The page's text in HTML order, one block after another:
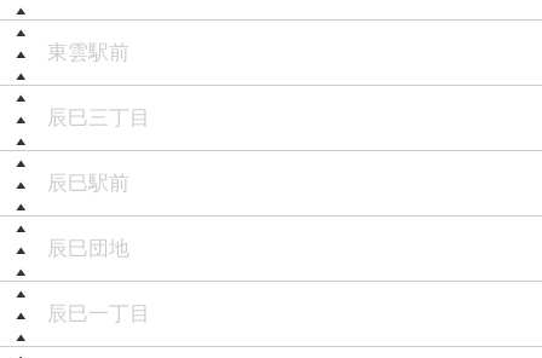
東雲駅前
辰巳三丁目
辰巳駅前
辰巳団地
辰巳一丁目